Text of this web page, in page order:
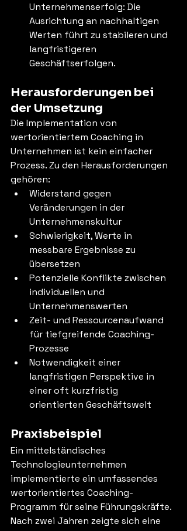
Unternehmenserfolg: Die
Ausrichtung an nachhaltigen
Werten führt zu stabileren und
langfristigeren
Geschäftserfolgen.
Herausforderungen bei
der Umsetzung
Die Implementation von
wertorientiertem Coaching in
Unternehmen ist kein einfacher
Prozess. Zu den Herausforderungen
gehören:
Widerstand gegen
Veränderungen in der
Unternehmenskultur
Schwierigkeit, Werte in
messbare Ergebnisse zu
übersetzen
Potenzielle Konflikte zwischen
individuellen und
Unternehmenswerten
Zeit- und Ressourcenaufwand
für tiefgreifende Coaching-
Prozesse
Notwendigkeit einer
langfristigen Perspektive in
einer oft kurzfristig
orientierten Geschäftswelt
Praxisbeispiel
Ein mittelständisches
Technologieunternehmen
implementierte ein umfassendes
wertorientiertes Coaching-
Programm für seine Führungskräfte.
Nach zwei Jahren zeigte sich eine